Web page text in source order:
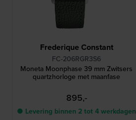
Frederique Constant
FC-206RGR3S6
Moneta Moonphase 39 mm Zwitsers
quartzhorloge met maanfase
895,-
● Levering binnen 2 tot 4 werkdagen